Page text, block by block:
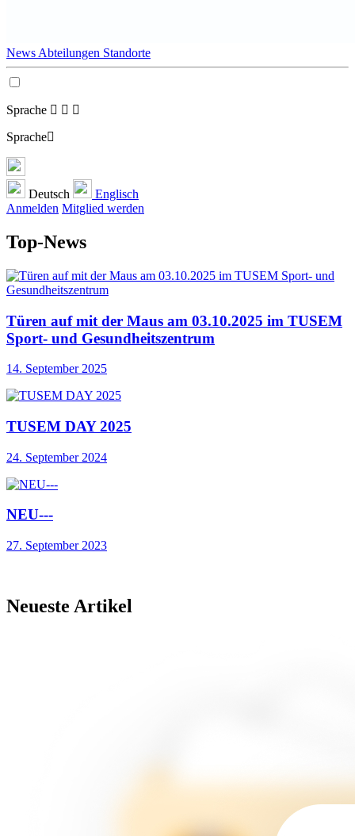
News Abteilungen Standorte
Sprache
Sprache
Deutsch
Englisch
Anmelden Mitglied werden
Top-News
Türen auf mit der Maus am 03.10.2025 im TUSEM
Sport- und Gesundheitszentrum
14. September 2025
TUSEM DAY 2025
24. September 2024
NEU---
27. September 2023
Neueste Artikel